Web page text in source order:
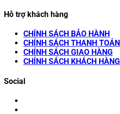
Hỗ trợ khách hàng
CHÍNH SÁCH BẢO HÀNH
CHÍNH SÁCH THANH TOÁN
CHÍNH SÁCH GIAO HÀNG
CHÍNH SÁCH KHÁCH HÀNG
Social